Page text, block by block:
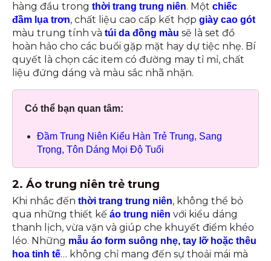
hàng đầu trong thời trang trung niên. Một chiếc
đầm lụa trơn, chất liệu cao cấp kết hợp giày cao gót
màu trung tính và túi da đồng màu sẽ là set đồ
hoàn hảo cho các buổi gặp mặt hay dự tiệc nhẹ. Bí
quyết là chọn các item có đường may tỉ mỉ, chất
liệu đứng dáng và màu sắc nhã nhặn.
Có thể bạn quan tâm:
Đầm Trung Niên Kiểu Hàn Trẻ Trung, Sang
Trọng, Tôn Dáng Mọi Độ Tuổi
2. Áo trung niên trẻ trung
Khi nhắc đến thời trang trung niên, không thể bỏ
qua những thiết kế áo trung niên với kiểu dáng
thanh lịch, vừa vặn và giúp che khuyết điểm khéo
léo. Những mẫu áo form suông nhẹ, tay lỡ hoặc thêu
hoa tinh tế… không chỉ mang đến sự thoải mái mà